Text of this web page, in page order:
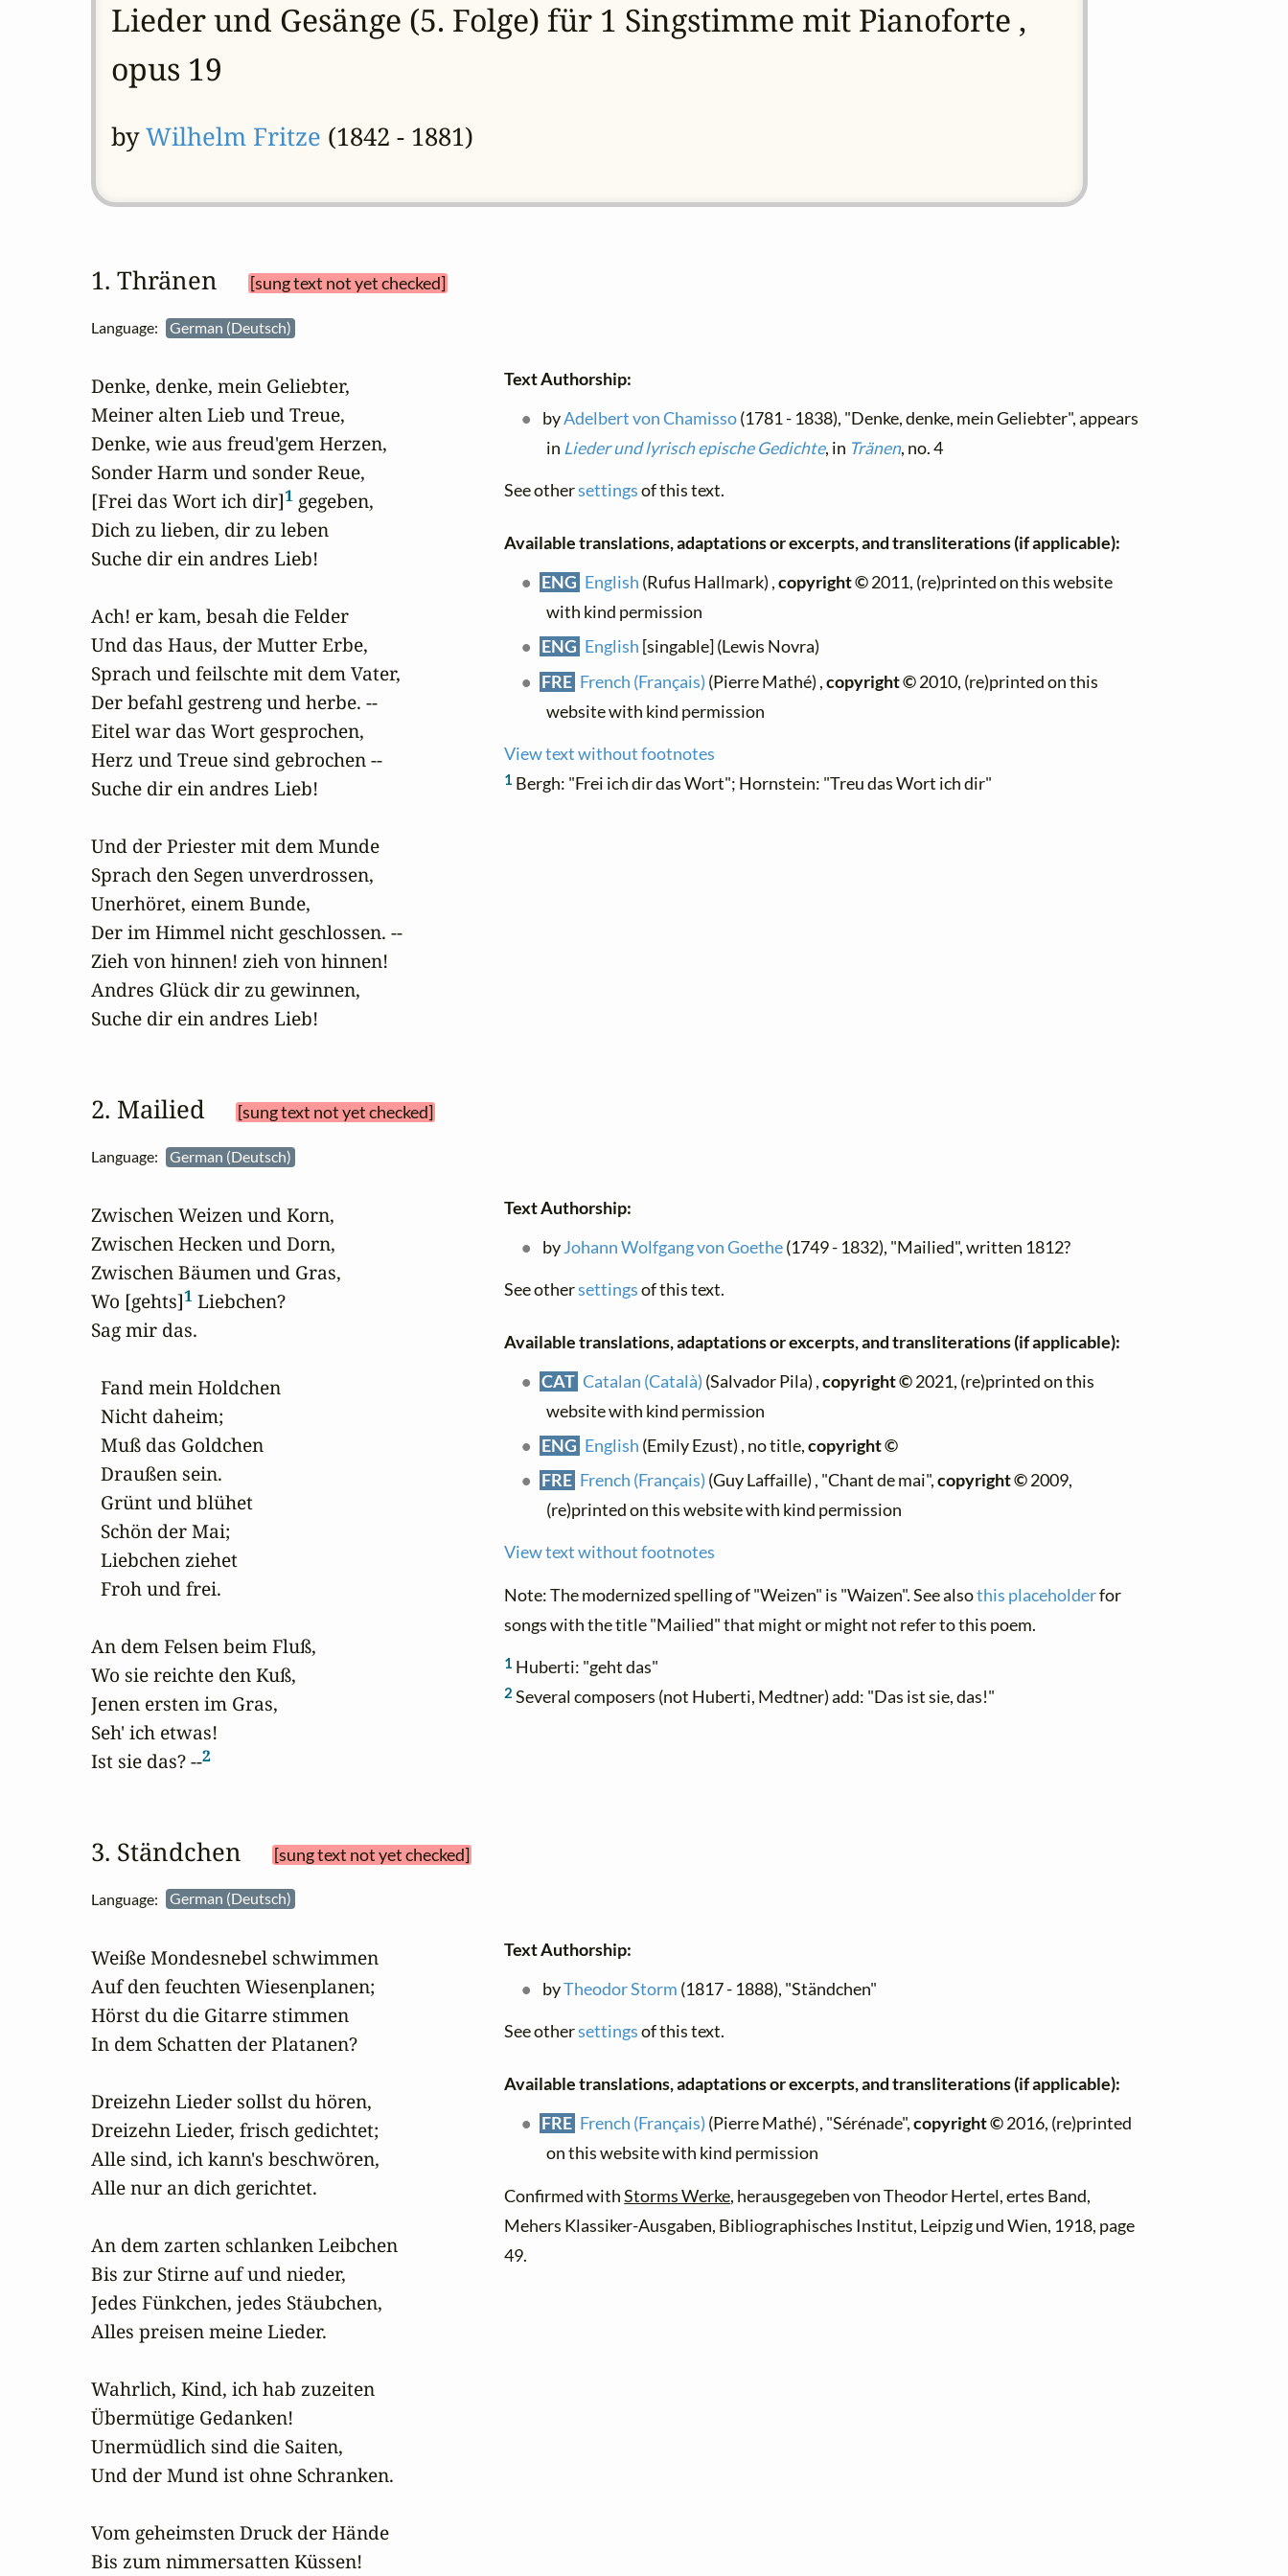
Lieder und Gesänge (5. Folge) für 1 Singstimme mit Pianoforte ,
opus 19
byWilhelm Fritze (1842 - 1881)
1. Thränen [sung text not yet checked]
Language: German (Deutsch)
Denke, denke, mein Geliebter,
Meiner alten Lieb und Treue,
Denke, wie aus freud'gem Herzen,
Sonder Harm und sonder Reue,
[Frei das Wort ich dir]1 gegeben,
Dich zu lieben, dir zu leben
Suche dir ein andres Lieb!
Ach! er kam, besah die Felder
Und das Haus, der Mutter Erbe,
Sprach und feilschte mit dem Vater,
Der befahl gestreng und herbe. --
Eitel war das Wort gesprochen,
Herz und Treue sind gebrochen --
Suche dir ein andres Lieb!
Und der Priester mit dem Munde
Sprach den Segen unverdrossen,
Unerhöret, einem Bunde,
Der im Himmel nicht geschlossen. --
Zieh von hinnen! zieh von hinnen!
Andres Glück dir zu gewinnen,
Suche dir ein andres Lieb!
Text Authorship:
byAdelbert von Chamisso(1781 - 1838), "Denke, denke, mein Geliebter", appears
in Lieder und lyrisch epische Gedichte, in Tränen, no. 4
See othersettingsof this text.
Available translations, adaptations or excerpts, and transliterations (if applicable):
ENG English (Rufus Hallmark) ,copyright ©2011, (re)printed on this website
with kind permission
ENG English [singable] (Lewis Novra)
FRE French (Français) (Pierre Mathé) ,copyright ©2010, (re)printed on this
website with kind permission
View text without footnotes
1 Bergh: "Frei ich dir das Wort"; Hornstein: "Treu das Wort ich dir"
2. Mailied [sung text not yet checked]
Language: German (Deutsch)
Zwischen Weizen und Korn,
Zwischen Hecken und Dorn,
Zwischen Bäumen und Gras,
Wo [gehts]1 Liebchen?
Sag mir das.
  Fand mein Holdchen
  Nicht daheim;
  Muß das Goldchen
  Draußen sein.
  Grünt und blühet
  Schön der Mai;
  Liebchen ziehet
  Froh und frei.
An dem Felsen beim Fluß,
Wo sie reichte den Kuß,
Jenen ersten im Gras,
Seh' ich etwas!
Ist sie das? --2
Text Authorship:
byJohann Wolfgang von Goethe(1749 - 1832), "Mailied", written 1812?
See othersettingsof this text.
Available translations, adaptations or excerpts, and transliterations (if applicable):
CAT Catalan (Català) (Salvador Pila) ,copyright ©2021, (re)printed on this
website with kind permission
ENG English (Emily Ezust) , no title,copyright ©
FRE French (Français) (Guy Laffaille) , "Chant de mai",copyright ©2009,
(re)printed on this website with kind permission
View text without footnotes
Note: The modernized spelling of "Weizen" is "Waizen". See alsothis placeholderfor
songs with the title "Mailied" that might or might not refer to this poem.
1 Huberti: "geht das"
2 Several composers (not Huberti, Medtner) add: "Das ist sie, das!"
3. Ständchen [sung text not yet checked]
Language: German (Deutsch)
Weiße Mondesnebel schwimmen
Auf den feuchten Wiesenplanen;
Hörst du die Gitarre stimmen
In dem Schatten der Platanen?
Dreizehn Lieder sollst du hören,
Dreizehn Lieder, frisch gedichtet;
Alle sind, ich kann's beschwören,
Alle nur an dich gerichtet.
An dem zarten schlanken Leibchen
Bis zur Stirne auf und nieder,
Jedes Fünkchen, jedes Stäubchen,
Alles preisen meine Lieder.
Wahrlich, Kind, ich hab zuzeiten
Übermütige Gedanken!
Unermüdlich sind die Saiten,
Und der Mund ist ohne Schranken.
Vom geheimsten Druck der Hände
Bis zum nimmersatten Küssen!
Text Authorship:
byTheodor Storm (1817 - 1888), "Ständchen"
See othersettingsof this text.
Available translations, adaptations or excerpts, and transliterations (if applicable):
FRE French (Français) (Pierre Mathé) , "Sérénade",copyright ©2016, (re)printed
on this website with kind permission
Confirmed withStorms Werke, herausgegeben von Theodor Hertel, ertes Band,
Mehers Klassiker-Ausgaben, Bibliographisches Institut, Leipzig und Wien, 1918, page
49.